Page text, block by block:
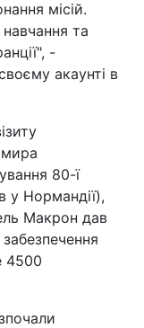
місій.
та
-
акаунті в
80-ї
у Нормандії),
Макрон дав
4500